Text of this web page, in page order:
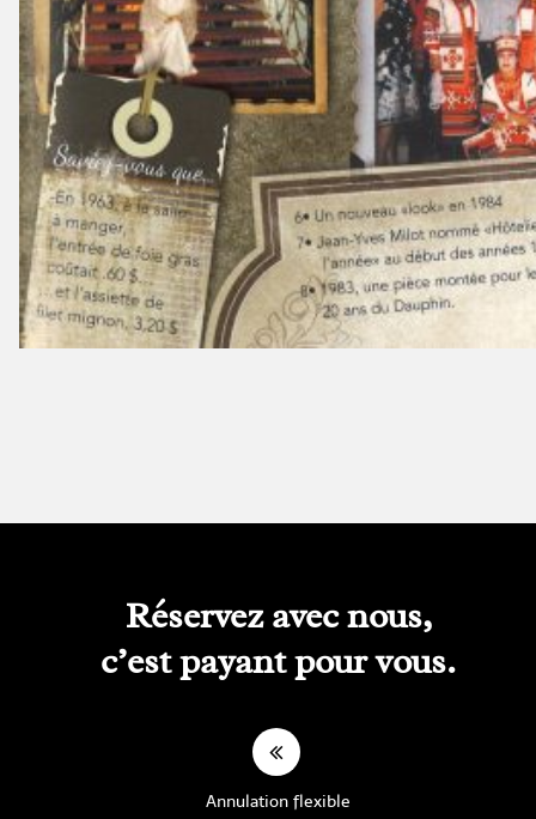
Réservez avec nous,
c’est payant pour vous.
Annulation flexible